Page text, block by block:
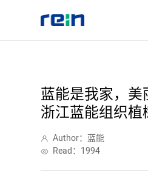
Products
Services
蓝能是我家，
浙江蓝能组织植
Author：蓝能
Read：1994